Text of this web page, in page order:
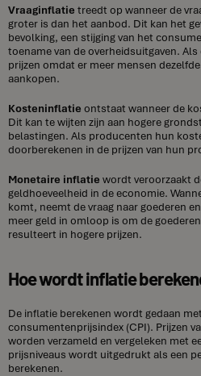
Vraaginflatie treedt op wanneer de
groter is dan het aanbod. Dit kan het
bevolking, een stijging van het
toename van de overheidsuitgaven.
prijzen omdat er meer mensen
aankopen.
Kosteninflatie ontstaat wanneer de
Dit kan te wijten zijn aan hogere
belastingen. Als producenten hun
doorberekenen in de prijzen van hun
Monetaire inflatie wordt veroorzaakt
geldhoeveelheid in de economie.
komt, neemt de vraag naar goederen
meer geld in omloop is om de
resulteert in hogere prijzen.
Hoe wordt inflatie
De inflatie berekenen wordt gedaan
consumentenprijsindex (CPI). Prijzen
worden verzameld en vergeleken met
prijsniveaus wordt uitgedrukt als een
berekenen.